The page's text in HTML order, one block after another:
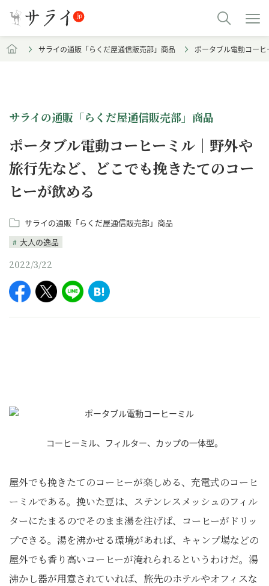
サライの通販「らくだ屋通信販売部」商品 ポータブル電動コー
サライの通販「らくだ屋通信販売部」商品
ポータブル電動コーヒーミル｜野外や
旅行先など、どこでも挽きたてのコー
ヒーが飲める
サライの通販「らくだ屋通信販売部」商品
大人の逸品
2022/3/22
コーヒーミル、フィルター、カップの一体型。
屋外でも挽きたてのコーヒーが楽しめる、充電式のコーヒ
ーミルである。挽いた豆は、ステンレスメッシュのフィル
ターにたまるのでそのまま湯を注げば、コーヒーがドリッ
プできる。湯を沸かせる環境があれば、キャンプ場などの
屋外でも香り高いコーヒーが淹れられるというわけだ。湯
沸かし器が用意されていれば、旅先のホテルやオフィスな